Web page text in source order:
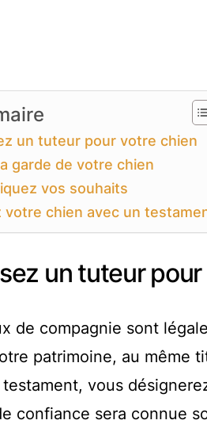
un tuteur pour votre chien
garde de votre chien
vos souhaits
votre chien avec un
un tuteur
de compagnie sont
patrimoine, au même
testament, vous
confiance sera connue